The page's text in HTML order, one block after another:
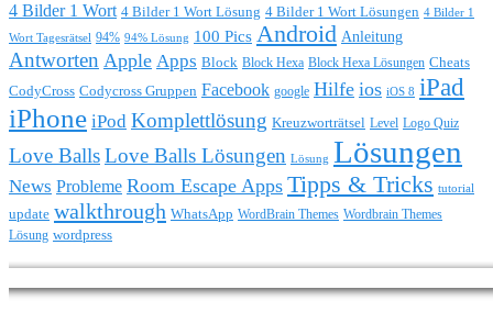
4 Bilder 1 Wort 4 Bilder 1 Wort Lösung 4 Bilder 1 Wort Lösungen 4 Bilder 1
Wort Tagesrätsel 94% 94% Lösung 100 Pics Android Anleitung
Antworten Apple Apps Block Block Hexa Block Hexa Lösungen Cheats
CodyCross Codycross Gruppen Facebook google Hilfe ios iOS 8 iPad
iPhone iPod Komplettlösung Kreuzworträtsel Level Logo Quiz
Love BallsLove Balls Lösungen Lösung Lösungen
News Probleme Room Escape Apps Tipps & Tricks tutorial
update walkthrough WhatsApp WordBrain Themes Wordbrain Themes
Lösung wordpress